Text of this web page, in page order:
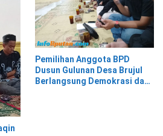
Pemilihan Anggota BPD
Dusun Gulunan Desa Brujul
Berlangsung Demokrasi dan